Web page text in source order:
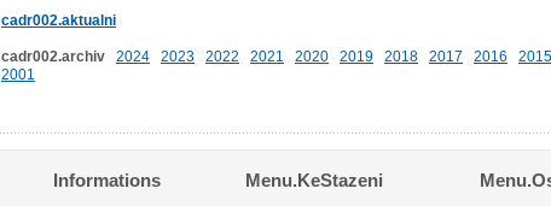
cadr002.aktualni
cadr002.archiv 2024 2023 2022 2021 2020 2019 2018 2017 2016 2015
2001
Informations Menu.KeStazeni